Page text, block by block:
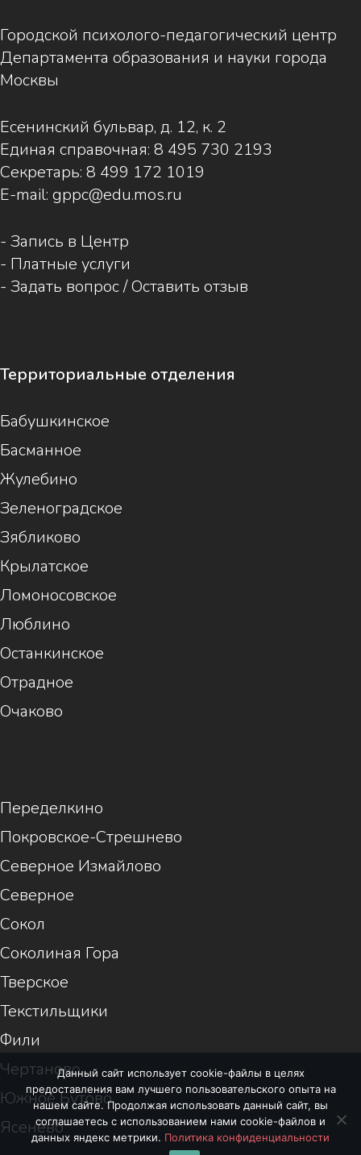
Городской психолого-педагогический центр
Департамента образования и науки города
Москвы
Есенинский бульвар, д. 12, к. 2
Единая справочная: 8 495 730 2193
Секретарь: 8 499 172 1019
E-mail: gppc@edu.mos.ru
- Запись в Центр
- Платные услуги
- Задать вопрос / Оставить отзыв
Территориальные отделения
Бабушкинское
Басманное
Жулебино
Зеленоградское
Зябликово
Крылатское
Ломоносовское
Люблино
Останкинское
Отрадное
Очаково
Переделкино
Покровское-Стрешнево
Северное Измайлово
Северное
Сокол
Соколиная Гора
Тверское
Текстильщики
Фили
Чертаново
Южное Бутово
Ясенево
Данный сайт использует cookie-файлы в целях
предоставления вам лучшего пользовательского опыта на
нашем сайте. Продолжая использовать данный сайт, вы
соглашаетесь с использованием нами cookie-файлов и
данных яндекс метрики. Политика конфиденциальности